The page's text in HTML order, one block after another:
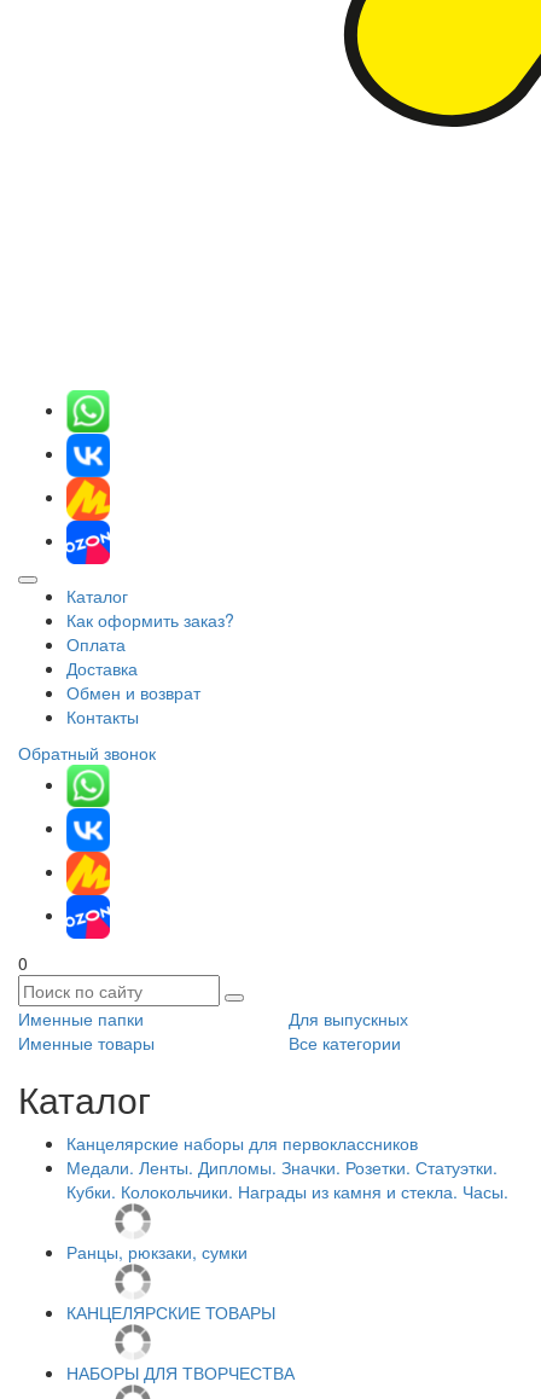
Каталог
Как оформить заказ?
Оплата
Доставка
Обмен и возврат
Контакты
Обратный звонок
0
Именные папки
Для выпускных
Именные товары
Все категории
Каталог
Канцелярские наборы для первоклассников
Медали. Ленты. Дипломы. Значки. Розетки. Статуэтки.
Кубки. Колокольчики. Награды из камня и стекла. Часы.
Ранцы, рюкзаки, сумки
КАНЦЕЛЯРСКИЕ ТОВАРЫ
НАБОРЫ ДЛЯ ТВОРЧЕСТВА